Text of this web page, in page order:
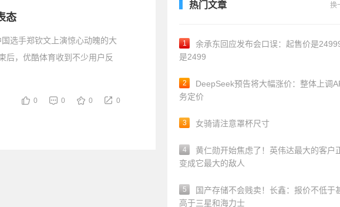
态
选手郑钦文上演惊心动魄的大
后，优酷体育收到不少用户反
0 0 0 0
热门文章 换
1
余承东回应发布会口误：起售价是
是2499
2
DeepSeek预告将大幅涨价：整体上调
务定价
3 女骑请注意罩杯尺寸
4
黄仁勋开始焦虑了！英伟达最大的客户
变成它最大的敌人
5
国产存储不会贱卖！长鑫：报价不低于
高于三星和海力士